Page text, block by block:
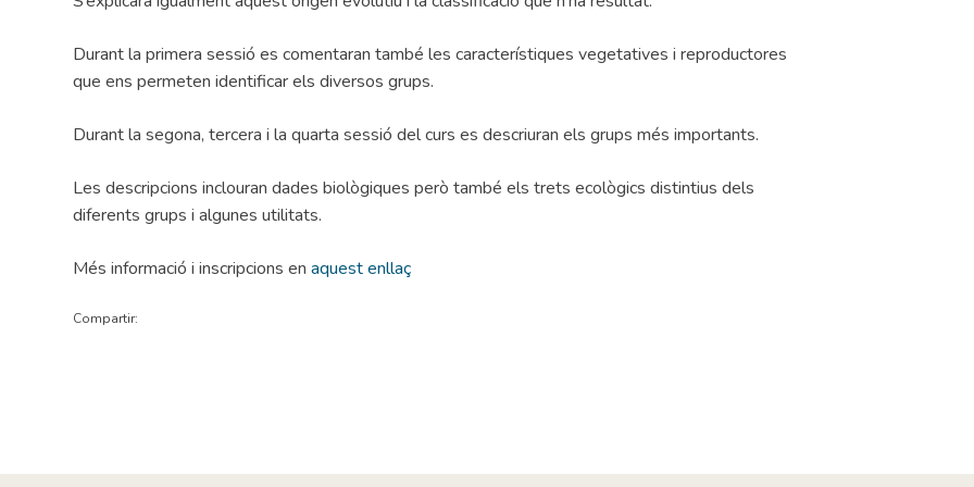
Durant la primera sessió es comentaran també les característiques vegetatives i reproductores
que ens permeten identificar els diversos grups.
Durant la segona, tercera i la quarta sessió del curs es descriuran els grups més importants.
Les descripcions inclouran dades biològiques però també els trets ecològics distintius dels
diferents grups i algunes utilitats.
Més informació i inscripcions enaquest enllaç
Compartir: